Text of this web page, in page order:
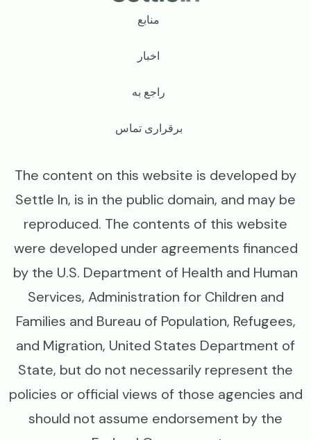
منابع
اخبار
راجع به
برقراری تماس
The content on this website is developed by
Settle In, is in the public domain, and may be
reproduced. The contents of this website
were developed under agreements financed
by the U.S. Department of Health and Human
Services, Administration for Children and
Families and Bureau of Population, Refugees,
and Migration, United States Department of
State, but do not necessarily represent the
policies or official views of those agencies and
should not assume endorsement by the